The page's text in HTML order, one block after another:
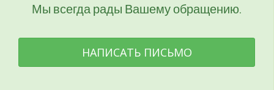
Мы всегда рады Вашему обращению.
НАПИСАТЬ ПИСЬМО